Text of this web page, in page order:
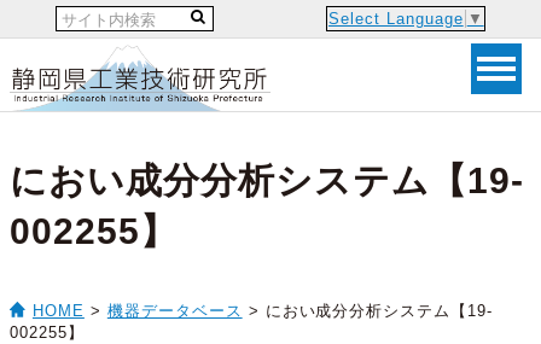
Select Language ▼
におい成分分析システム【19-
002255】
HOME > 機器データベース > におい成分分析システム【19-
002255】